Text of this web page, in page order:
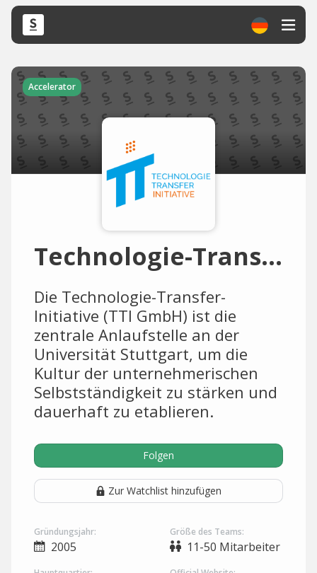
Accelerator
Technologie-Transfer-Initiative
Die Technologie-Transfer-
Initiative (TTI GmbH) ist die
zentrale Anlaufstelle an der
Universität Stuttgart, um die
Kultur der unternehmerischen
Selbstständigkeit zu stärken und
dauerhaft zu etablieren.
Folgen
Zur Watchlist hinzufügen
Gründungsjahr:
2005
Größe des Teams:
11-50 Mitarbeiter